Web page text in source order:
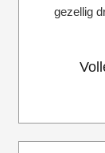
gezellig